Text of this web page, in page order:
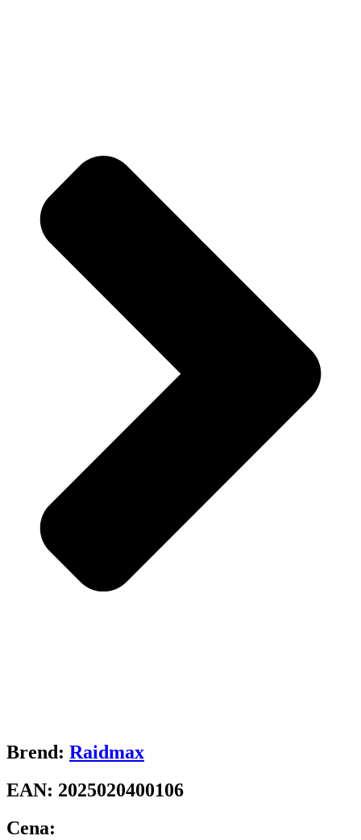
Brend: Raidmax
EAN: 2025020400106
Cena: